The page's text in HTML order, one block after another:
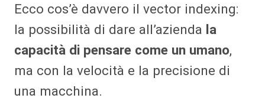
Ecco cos’è davvero il vector indexing:
la possibilità di dare all’azienda la
capacità di pensare come un umano,
ma con la velocità e la precisione di
una macchina.